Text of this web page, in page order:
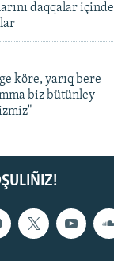
daqqalar içinde
köre, yarıq bere
biz bütünley